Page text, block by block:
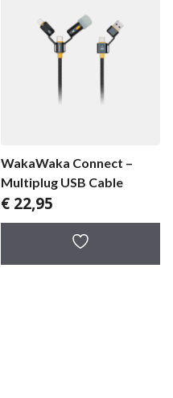
WakaWaka Connect –
Multiplug USB Cable
€ 22,95